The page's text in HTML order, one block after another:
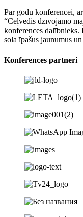
Par godu konferencei,
“Ceļvedis dzīvojamo
konferences dalībnieks.
sola īpašus jaunumus
Konferences partneri